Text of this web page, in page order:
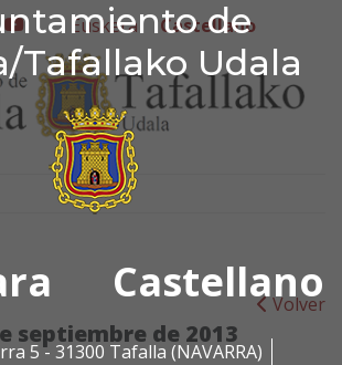
de
Tafallako Udala
Castellano
5 - 31300 Tafalla (NAVARRA)
de
youtube
Euskera Castellano
Volver
septiembre de 2013